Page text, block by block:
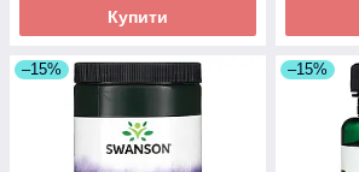
Купити
–15% –15%